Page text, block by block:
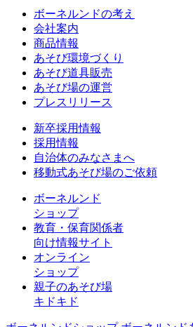
ボーネルンドの考え
会社案内
商品情報
あそび環境づくり
あそび道具販売
あそび場の運営
プレスリリース
新卒採用情報
採用情報
自治体のみなさまへ
移動式あそび場のご依頼
ボーネルンド
ショップ
教育・保育関係者
向け情報サイト
オンライン
ショップ
親子のあそび場
キドキド